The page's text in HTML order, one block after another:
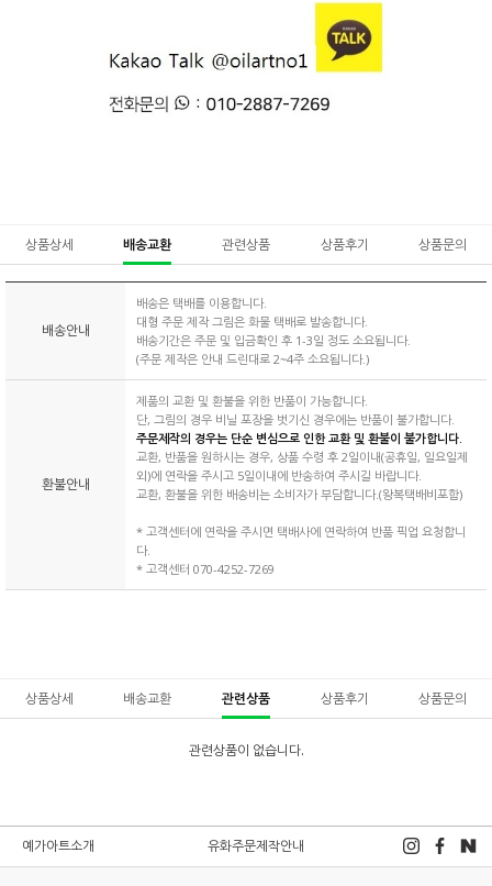
상품상세 배송교환 관련상품 상품후기 상품문의
배송안내
배송은 택배를 이용합니다.
대형 주문 제작 그림은 화물 택배로 발송합니다.
배송기간은 주문 및 입금확인 후 1-3일 정도 소요됩니다.
(주문 제작은 안내 드린대로 2~4주 소요됩니다.)
환불안내
제품의 교환 및 환불을 위한 반품이 가능합니다.
단, 그림의 경우 비닐 포장을 벗기신 경우에는 반품이 불가합니다.
주문제작의 경우는 단순 변심으로 인한 교환 및 환불이 불가합니다.
교환, 반품을 원하시는 경우, 상품 수령 후 2일이내(공휴일, 일요일제
외)에 연락을 주시고 5일이내에 반송하여 주시길 바랍니다.
교환, 환불을 위한 배송비는 소비자가 부담합니다.(왕복택배비포함)
* 고객센터에 연락을 주시면 택배사에 연락하여 반품 픽업 요청합니
다.
* 고객센터 070-4252-7269
상품상세 배송교환 관련상품 상품후기 상품문의
관련상품이 없습니다.
예가아트소개 유화주문제작안내